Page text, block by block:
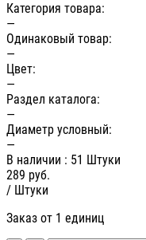
Категория товара:
—
Одинаковый товар:
—
Цвет:
—
Раздел каталога:
—
Диаметр условный:
—
В наличии : 51 Штуки
289 руб.
/ Штуки
Заказ от 1 единиц